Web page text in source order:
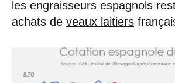
les engraisseurs espagnols
achats de veaux laitiers